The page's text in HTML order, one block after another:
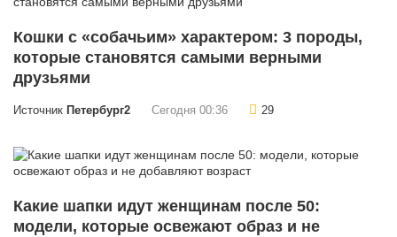
Кошки с «собачьим» характером: 3 породы,
которые становятся самыми верными
друзьями
Источник Петербург2 Сегодня 00:36 29
Какие шапки идут женщинам после 50:
модели, которые освежают образ и не